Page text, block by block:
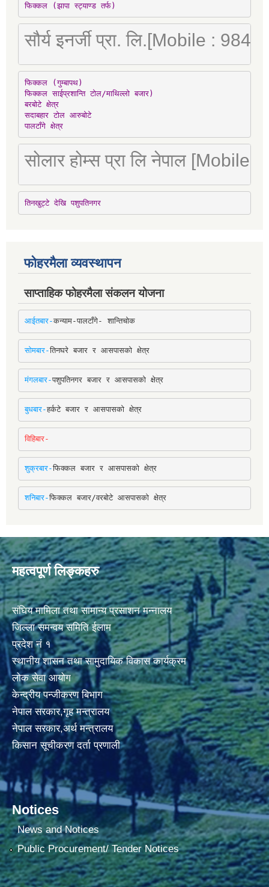
फिक्कल (झापा स्ट्याण्ड तर्फ)
सौर्य इनर्जी प्रा. लि.[Mobile :
फिक्कल (गुम्बापथ)
फिक्कल साईप्रशान्ति टोल/माथिल्लो बजार)
बरबोटे क्षेत्र
सदाबहार टोल आरुबोटे
पालटाँगे क्षेत्र
सोलार होम्स प्रा लि नेपाल [Mobile
तिनखुट्टे देखि पशुपतिनगर
फोहरमैला व्यवस्थापन
साप्ताहिक फोहरमैला संकलन योजना
आईतबार-कन्याम-पालटाँगे- शान्तिचोक
सोमबार-तिनघरे बजार र आसपासको क्षेत्र
मंगलबार-पशुपतिनगर बजार र आसपासको क्षेत्र
बुधबार-हर्कटे बजार र आसपासको क्षेत्र
विहिबार-
शुक्रबार-फिक्कल बजार र आसपासको क्षेत्र
शनिबार-फिक्कल बजार/वरबोटे आसपासको क्षेत्र
महत्वपूर्ण लिङ्कहरु
संघिय मामिला तथा सामान्य प्रसाशन मन्नालय
जिल्ला समन्वय समिति ईलाम
प्रदेश नं १
स्थानीय शासन तथा सामुदायिक विकास कार्यक्रम
लोक सेवा आयोग
केन्द्रीय पन्जीकरण बिभाग
नेपाल सरकार,गृह मन्त्रालय
नेपाल सरकार,अर्थ मन्त्रालय
किसान सूचीकरण दर्ता प्रणाली
Notices
News and Notices
Public Procurement/ Tender Notices